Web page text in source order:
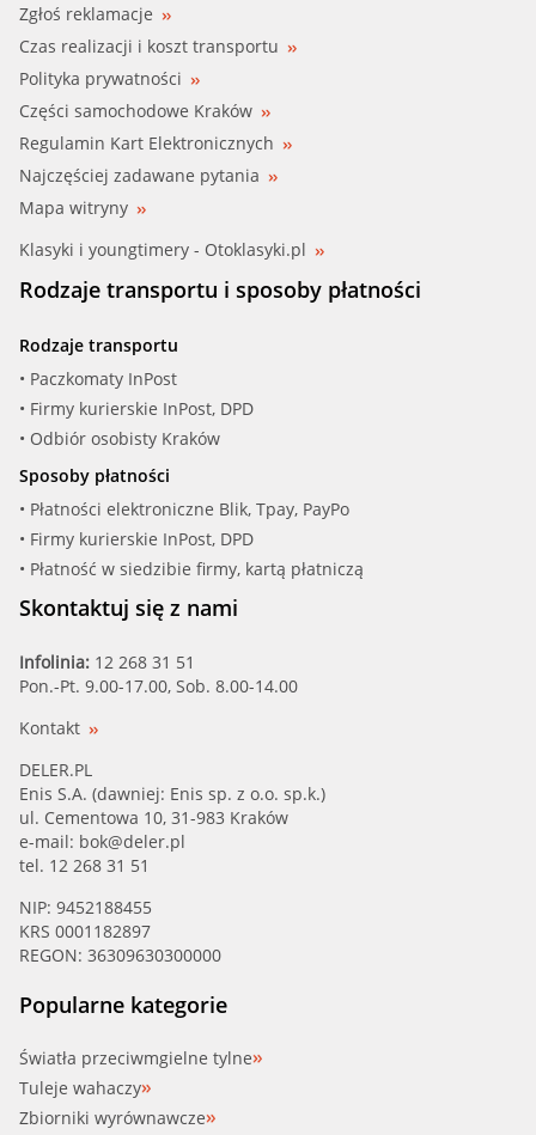
Zgłoś reklamacje
Czas realizacji i koszt transportu
Polityka prywatności
Części samochodowe Kraków
Regulamin Kart Elektronicznych
Najczęściej zadawane pytania
Mapa witryny
Klasyki i youngtimery - Otoklasyki.pl
Rodzaje transportu i sposoby płatności
Rodzaje transportu
• Paczkomaty InPost
• Firmy kurierskie InPost, DPD
• Odbiór osobisty Kraków
Sposoby płatności
• Płatności elektroniczne Blik, Tpay, PayPo
• Firmy kurierskie InPost, DPD
• Płatność w siedzibie firmy, kartą płatniczą
Skontaktuj się z nami
Infolinia: 12 268 31 51
Pon.-Pt. 9.00-17.00, Sob. 8.00-14.00
Kontakt
DELER.PL
Enis S.A. (dawniej: Enis sp. z o.o. sp.k.)
ul. Cementowa 10, 31-983 Kraków
e-mail: bok@deler.pl
tel. 12 268 31 51
NIP: 9452188455
KRS 0001182897
REGON: 36309630300000
Popularne kategorie
Światła przeciwmgielne tylne
Tuleje wahaczy
Zbiorniki wyrównawcze